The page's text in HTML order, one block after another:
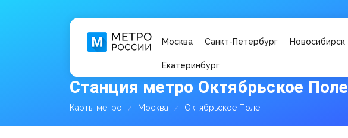
Москва Санкт-Петербург Новосибирск
Екатеринбург
Станция метро Октябрьское Поле
Карты метро Москва Октябрьское Поле